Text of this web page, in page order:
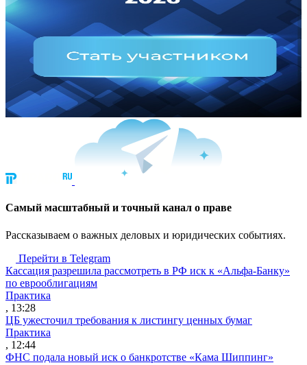
Cамый масштабный и точный канал о праве
Рассказываем о важных деловых и юридических событиях.
Перейти в Telegram
Кассация разрешила рассмотреть в РФ иск к «Альфа-Банку»
по еврооблигациям
Практика
, 13:28
ЦБ ужесточил требования к листингу ценных бумаг
Практика
, 12:44
ФНС подала новый иск о банкротстве «Кама Шиппинг»